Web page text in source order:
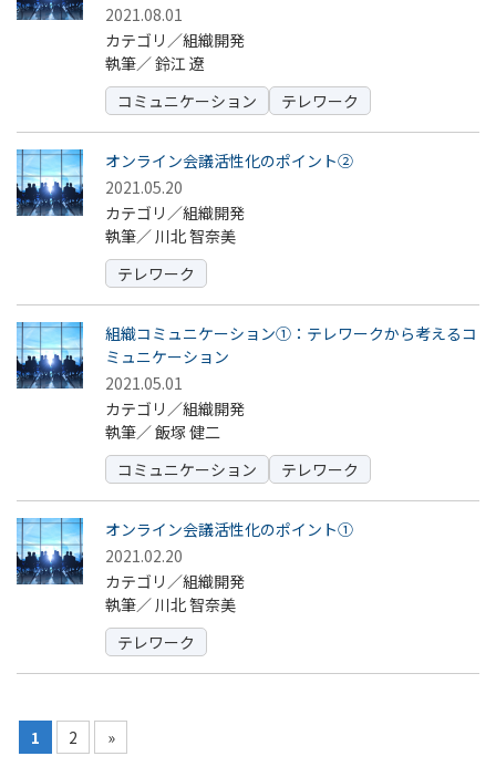
2021.08.01
カテゴリ／組織開発
執筆／鈴江 遼
コミュニケーション
テレワーク
オンライン会議活性化のポイント②
2021.05.20
カテゴリ／組織開発
執筆／川北 智奈美
テレワーク
組織コミュニケーション①：テレワークから考えるコ
ミュニケーション
2021.05.01
カテゴリ／組織開発
執筆／飯塚 健二
コミュニケーション
テレワーク
オンライン会議活性化のポイント①
2021.02.20
カテゴリ／組織開発
執筆／川北 智奈美
テレワーク
1 2 »